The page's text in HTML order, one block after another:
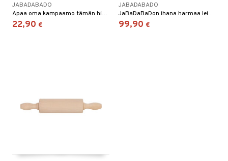
JABADABADO
Apaa oma kampaamo tämän hienon JaBaDaBaDon setin avulla
22,90 €
JABADABADO
JaBaDaBaDon ihana harmaa leikkikeittiö
99,90 €